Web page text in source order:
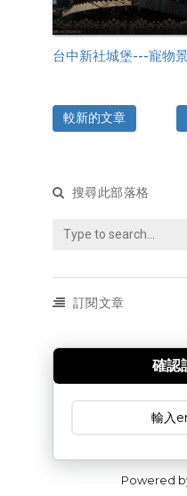
台中新社城堡---寵物
較新的文章
搜尋此部落格
訂閱文章
訂閱
確認
Powered